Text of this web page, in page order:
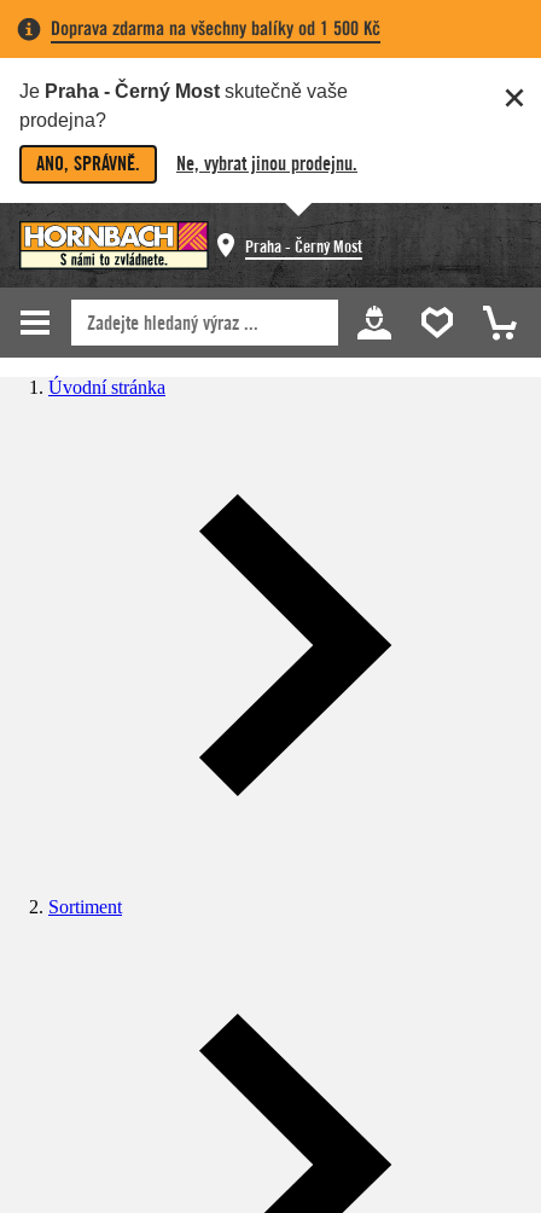
Doprava zdarma na všechny balíky od 1 500 Kč
Je Praha - Černý Most skutečně vaše
prodejna?
ANO, SPRÁVNĚ. Ne, vybrat jinou prodejnu.
Praha - Černý Most
Úvodní stránka
Sortiment